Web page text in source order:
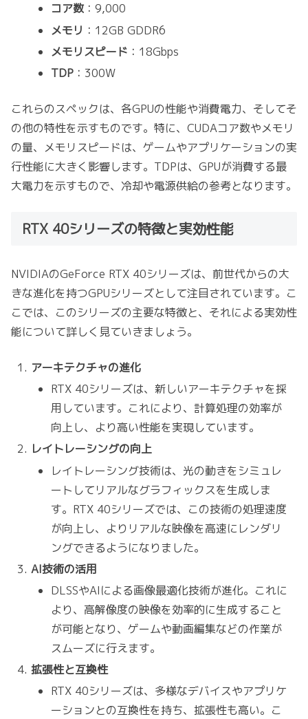
コア数：9,000
メモリ ：12GB GDDR6
メモリスピード ：18Gbps
TDP ：300W
これらのスペックは、各GPUの性能や消費電力、そしてそ
の他の特性を示すものです。特に、CUDAコア数やメモリ
の量、メモリスピードは、ゲームやアプリケーションの実
行性能に大きく影響します。TDPは、GPUが消費する最
大電力を示すもので、冷却や電源供給の参考となります。
RTX 40シリーズの特徴と実効性能
NVIDIAのGeForce RTX 40シリーズは、前世代からの大
きな進化を持つGPUシリーズとして注目されています。こ
こでは、このシリーズの主要な特徴と、それによる実効性
能について詳しく見ていきましょう。
アーキテクチャの進化
RTX 40シリーズは、新しいアーキテクチャを採
用しています。これにより、計算処理の効率が
向上し、より高い性能を実現しています。
レイトレーシングの向上
レイトレーシング技術は、光の動きをシミュレ
ートしてリアルなグラフィックスを生成しま
す。RTX 40シリーズでは、この技術の処理速度
が向上し、よりリアルな映像を高速にレンダリ
ングできるようになりました。
AI技術の活用
DLSSやAIによる画像最適化技術が進化。これに
より、高解像度の映像を効率的に生成すること
が可能となり、ゲームや動画編集などの作業が
スムーズに行えます。
拡張性と互換性
RTX 40シリーズは、多様なデバイスやアプリケ
ーションとの互換性を持ち、拡張性も高い。こ